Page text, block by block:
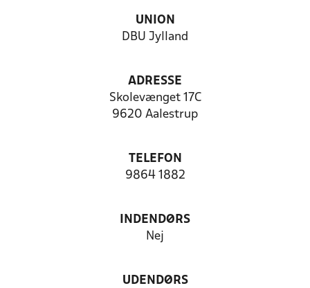
UNION
DBU Jylland
ADRESSE
Skolevænget 17C
9620 Aalestrup
TELEFON
9864 1882
INDENDØRS
Nej
UDENDØRS